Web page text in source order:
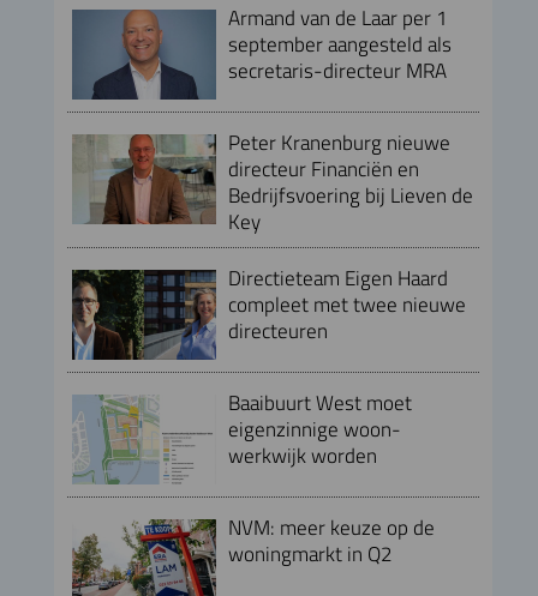
Armand van de Laar per 1
september aangesteld als
secretaris-directeur MRA
Peter Kranenburg nieuwe
directeur Financiën en
Bedrijfsvoering bij Lieven de
Key
Directieteam Eigen Haard
compleet met twee nieuwe
directeuren
Baaibuurt West moet
eigenzinnige woon-
werkwijk worden
NVM: meer keuze op de
woningmarkt in Q2